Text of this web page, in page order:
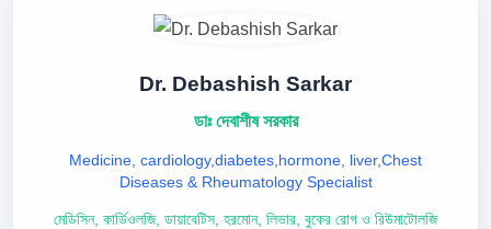
Dr. Debashish Sarkar
ডাঃ দেবাশীষ সরকার
Medicine, cardiology,diabetes,hormone, liver,Chest
Diseases & Rheumatology Specialist
মেডিসিন, কার্ডিওলজি, ডায়াবেটিস, হরমোন, লিভার, বুকের রোগ ও রিউমাটোলজি